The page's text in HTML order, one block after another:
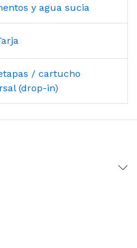
y agua sucia
/ cartucho
(drop-in)